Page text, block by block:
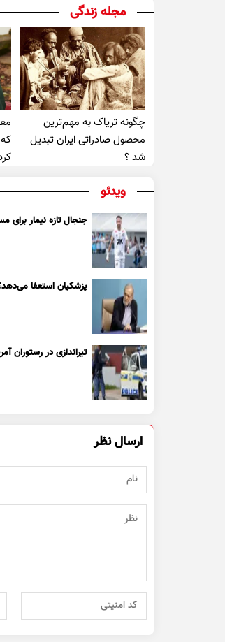
مجله زندگی
چگونه تریاک به مهم‌ترین
محصول صادراتی ایران تبدیل
شد ؟
ویدئو
جنجال تازه نیمار برای
پزشکیان استعفا
تیراندازی در رستوران آمریکایی
ارسال نظر